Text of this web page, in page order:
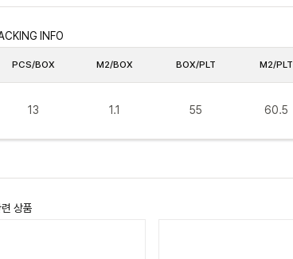
INFO
PCS/BOX
13
M2/BOX
1.1
BOX/PLT
55
M2/PLT
60.5
상품